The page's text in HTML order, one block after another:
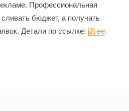
Профессиональная
сливать бюджет, а получать
Детали по ссылке: j2j.ee.